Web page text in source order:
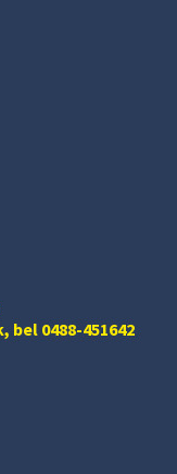
bel 0488-451642